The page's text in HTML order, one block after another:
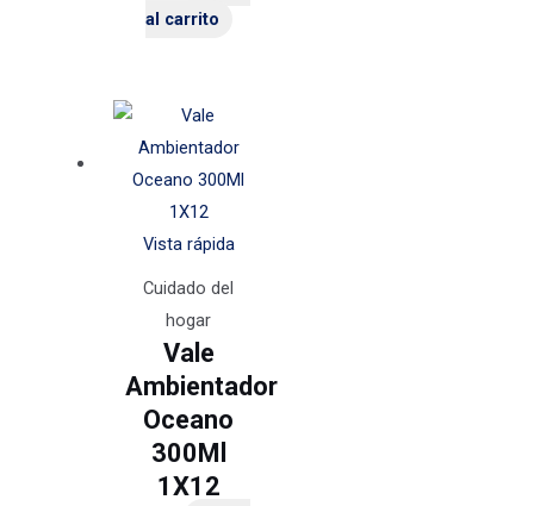
al carrito
Vista rápida
Cuidado del
hogar
Vale
Ambientador
Oceano
300Ml
1X12